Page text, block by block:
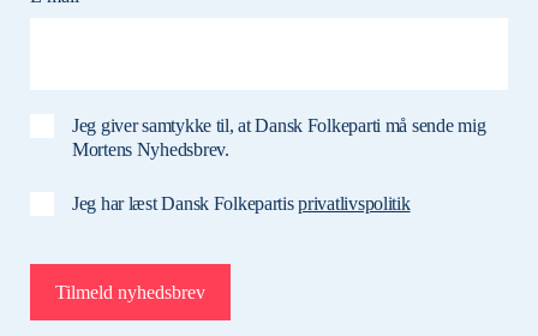
Jeg giver samtykke til, at Dansk Folkeparti må sende mig
Mortens Nyhedsbrev.
Jeg har læst Dansk Folkepartisprivatlivspolitik